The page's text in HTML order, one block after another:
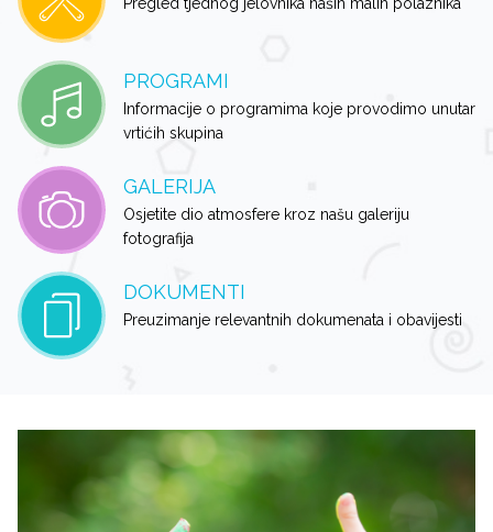
PROGRAMI
Informacije o programima koje provodimo unutar
vrtićih skupina
GALERIJA
Osjetite dio atmosfere kroz našu galeriju
fotografija
DOKUMENTI
Preuzimanje relevantnih dokumenata i obavijesti